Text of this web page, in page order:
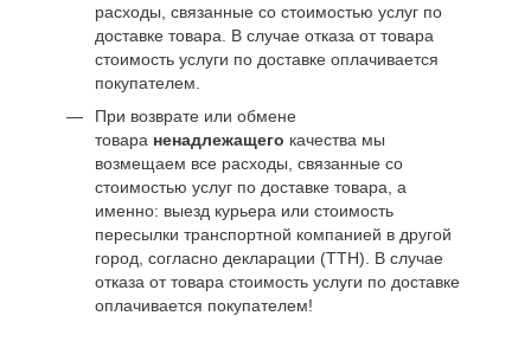
расходы, связанные со стоимостью услуг по
доставке товара. В случае отказа от товара
стоимость услуги по доставке оплачивается
покупателем.
При возврате или обмене
товара ненадлежащего качества мы
возмещаем все расходы, связанные со
стоимостью услуг по доставке товара, а
именно: выезд курьера или стоимость
пересылки транспортной компанией в другой
город, согласно декларации (ТТН). В случае
отказа от товара стоимость услуги по доставке
оплачивается покупателем!